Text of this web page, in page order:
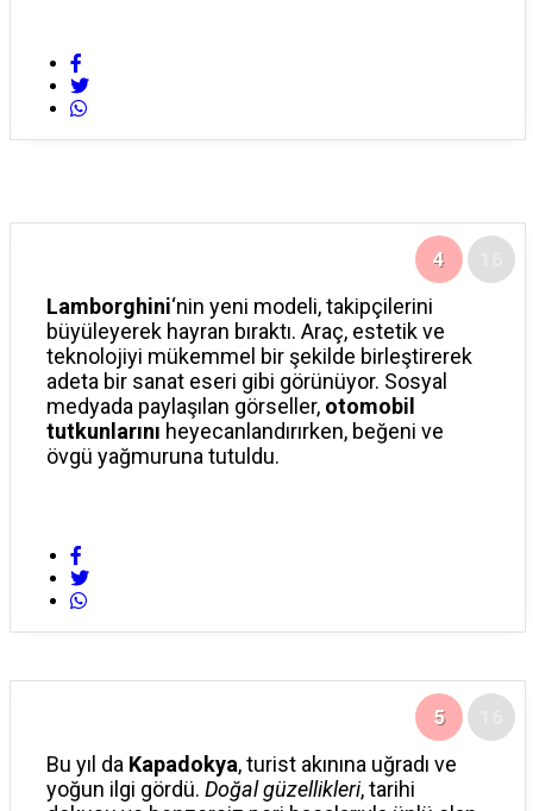
4
Lamborghini‘nin yeni modeli, takipçilerini
büyüleyerek hayran bıraktı. Araç, estetik ve
teknolojiyi mükemmel bir şekilde birleştirerek
adeta bir sanat eseri gibi görünüyor. Sosyal
medyada paylaşılan görseller, otomobil
tutkunlarını heyecanlandırırken, beğeni ve
övgü yağmuruna tutuldu.
5
Bu yıl da Kapadokya, turist akınına uğradı ve
yoğun ilgi gördü. Doğal güzellikleri, tarihi